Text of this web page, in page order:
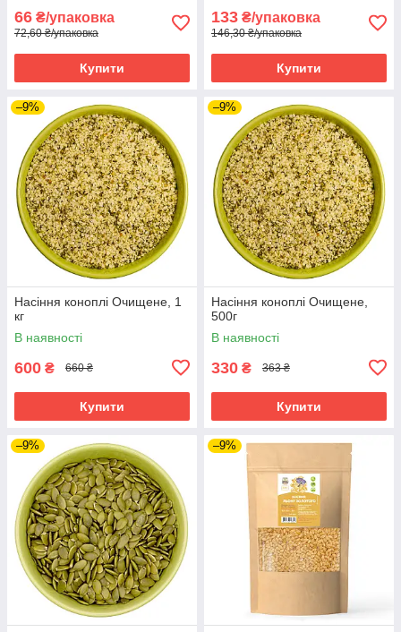
66 ₴/упаковка
72,60 ₴/упаковка
Купити
133 ₴/упаковка
146,30 ₴/упаковка
Купити
–9%
Насіння коноплі Очищене, 1
кг
В наявності
600 ₴ 660 ₴
Купити
–9%
Насіння коноплі Очищене,
500г
В наявності
330 ₴ 363 ₴
Купити
–9% –9%